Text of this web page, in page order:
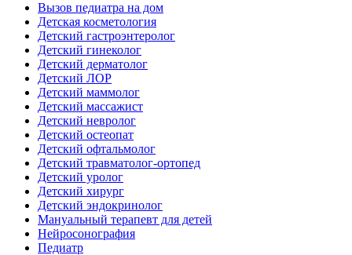
Вызов педиатра на дом
Детская косметология
Детский гастроэнтеролог
Детский гинеколог
Детский дерматолог
Детский ЛОР
Детский маммолог
Детский массажист
Детский невролог
Детский остеопат
Детский офтальмолог
Детский травматолог-ортопед
Детский уролог
Детский хирург
Детский эндокринолог
Мануальный терапевт для детей
Нейросонография
Педиатр